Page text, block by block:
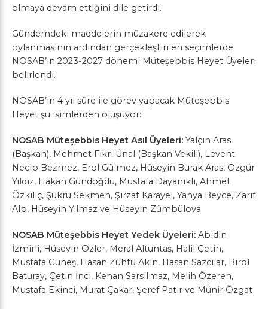
olmaya devam ettiğini dile getirdi.
Gündemdeki maddelerin müzakere edilerek
oylanmasının ardından gerçekleştirilen seçimlerde
NOSAB’ın 2023-2027 dönemi Müteşebbis Heyet Üyeleri
belirlendi.
NOSAB’ın 4 yıl süre ile görev yapacak Müteşebbis
Heyet şu isimlerden oluşuyor:
NOSAB Müteşebbis Heyet Asıl Üyeleri: Yalçın Aras
(Başkan), Mehmet Fikri Ünal (Başkan Vekili), Levent
Necip Bezmez, Erol Gülmez, Hüseyin Burak Aras, Özgür
Yıldız, Hakan Gündoğdu, Mustafa Dayanıklı, Ahmet
Özkılıç, Şükrü Sekmen, Şirzat Karayel, Yahya Beyce, Zarif
Alp, Hüseyin Yılmaz ve Hüseyin Zümbülova
NOSAB Müteşebbis Heyet Yedek Üyeleri: Abidin
İzmirli, Hüseyin Özler, Meral Altuntaş, Halil Çetin,
Mustafa Güneş, Hasan Zühtü Akın, Hasan Sazcılar, Birol
Baturay, Çetin İnci, Kenan Sarsılmaz, Melih Özeren,
Mustafa Ekinci, Murat Çakar, Şeref Patır ve Münir Özgat